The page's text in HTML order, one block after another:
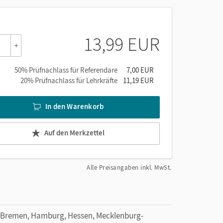
+ 13,99 EUR
50% Prüfnachlass für Referendare
7,00 EUR
20% Prüfnachlass für Lehrkräfte
11,19 EUR
In den Warenkorb
Auf den Merkzettel
Alle Preisangaben inkl. MwSt.
Hamburg, Hessen, Mecklenburg-